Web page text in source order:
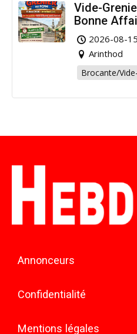
Vide-
Bonne
Arinthod !
2026-08-15
Arinthod
Brocante/